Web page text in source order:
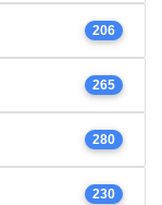
206
265
280
230